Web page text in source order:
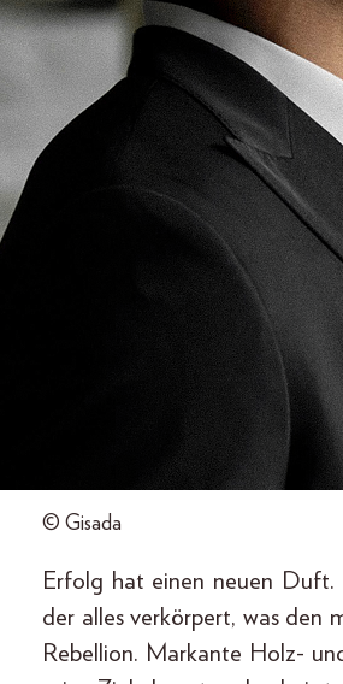
© Gisada
Erfolg hat einen neuen Duft.
der alles verkörpert, was den
Rebellion. Markante Holz-